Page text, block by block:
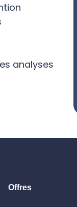
analyses
Offres